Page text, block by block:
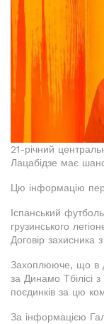
21-річний
Лацабідзе має
Цю інформацію
Іспанський
грузинського
Договір захисника
Захоплююче, що в
за Динамо Тбілісі
поєдинків за цю
За інформацією